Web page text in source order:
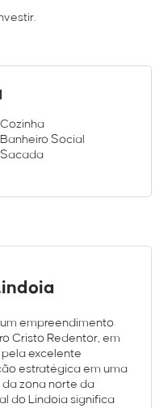
Cozinha
Banheiro Social
Sacada
empreendimento
Cristo Redentor, em
excelente
estratégica em uma
zona norte da
do Lindoia significa